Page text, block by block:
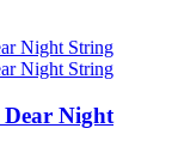
Dear Night